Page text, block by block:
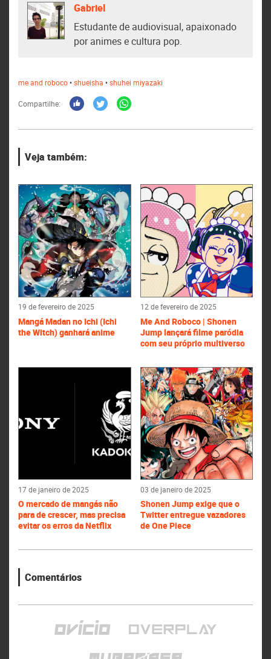
Gabriel
Estudante de audiovisual, apaixonado
por animes e cultura pop.
me and roboco•shueisha •shuhei miyazaki
Compartilhe:
Veja também:
19 de fevereiro de 2025
Mangá Madan no Ichi (Ichi
the Witch) ganhará anime
12 de fevereiro de 2025
Me And Roboco | Shonen
Jump lançará filme paródia
com seu próprio multiverso
17 de janeiro de 2025
O mercado de mangás não
para de crescer, mas precisa
evitar os erros da Netflix
03 de janeiro de 2025
Shonen Jump exige que o
Twitter entregue vazadores
de One Piece
Comentários